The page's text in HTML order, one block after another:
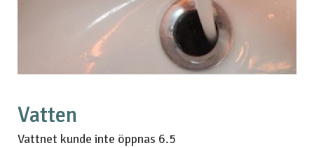
Vatten
Vattnet kunde inte öppnas 6.5